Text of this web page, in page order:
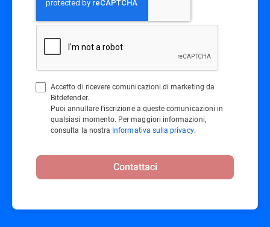
Accetto di ricevere comunicazioni di marketing da
Bitdefender.
Puoi annullare l'iscrizione a queste comunicazioni in
qualsiasi momento. Per maggiori informazioni,
consulta la nostra Informativa sulla privacy.
Contattaci